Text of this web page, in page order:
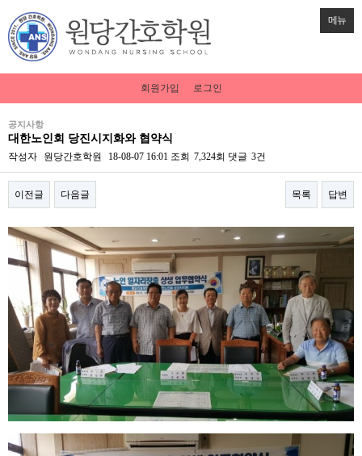
메뉴
회원가입 로그인
공지사항
대한노인회 당진시지화와 협약식
작성자 원당간호학원 18-08-07 16:01 조회 7,324회 댓글 3건
이전글 다음글 목록 답변
본문